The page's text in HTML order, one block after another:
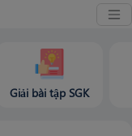
Giải bài tập SGK